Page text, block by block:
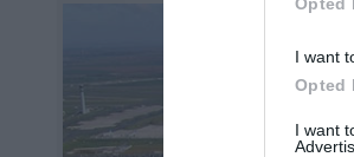
I want
Opted
I want